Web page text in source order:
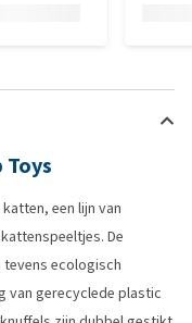
een lijn van
De
tevens ecologisch
van gerecyclede plastic